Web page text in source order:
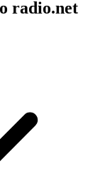
radio.net